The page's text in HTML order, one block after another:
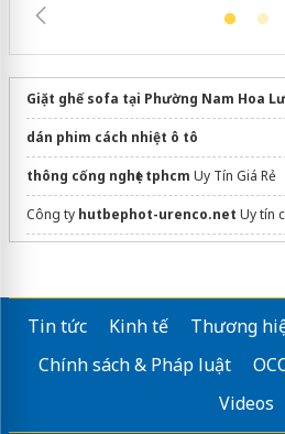
Giặt ghế sofa tại Phường Nam Hoa Lư
dán phim cách nhiệt ô tô
thông cống nghẹt tphcm Uy Tín Giá Rẻ
Công ty hutbephot-urenco.net Uy tín
Tin tức Kinh tế Thương
Chính sách & Pháp luật
Videos